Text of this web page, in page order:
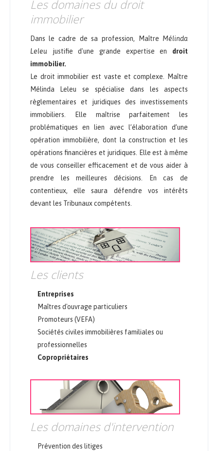
Les domaines du droit
immobilier
Dans le cadre de sa profession, Maître Mélinda
Leleujustifie d'une grande expertise en droit
immobilier.
Le droit immobilier est vaste et complexe. Maître
Mélinda Leleu se spécialise dans les aspects
règlementaires et juridiques des investissements
immobiliers. Elle maîtrise parfaitement les
problématiques en lien avec l’élaboration d’une
opération immobilière, dont la construction et les
opérations financières et juridiques. Elle est à même
de vous conseiller efficacement et de vous aider à
prendre les meilleures décisions. En cas de
contentieux, elle saura défendre vos intérêts
devant les Tribunaux compétents.
Les clients
Entreprises
Maîtres d'ouvrage particuliers
Promoteurs (VEFA)
Sociétés civiles immobilières familiales ou
professionnelles
Copropriétaires
Les domaines d'intervention
Prévention des litiges